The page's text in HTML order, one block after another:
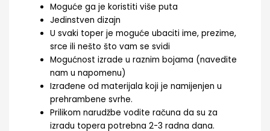
Moguće ga je koristiti više puta
Jedinstven dizajn
U svaki toper je moguće ubaciti ime, prezime,
srce ili nešto što vam se svidi
Mogućnost izrade u raznim bojama (navedite
nam u napomenu)
Izrađene od materijala koji je namijenjen u
prehrambene svrhe.
Prilikom narudžbe vodite računa da su za
izradu topera potrebna 2-3 radna dana.